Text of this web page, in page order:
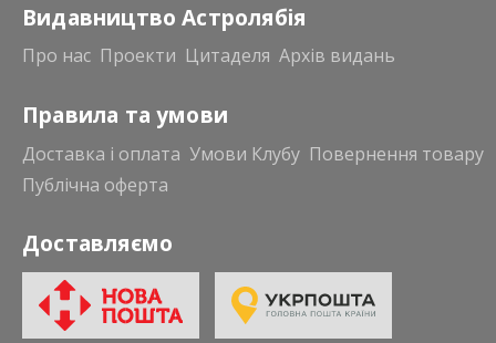
Видавництво Астролябія
Про нас Проекти Цитаделя Архів видань
Правила та умови
Доставка і оплата Умови Клубу Повернення товару
Публічна оферта
Доставляємо